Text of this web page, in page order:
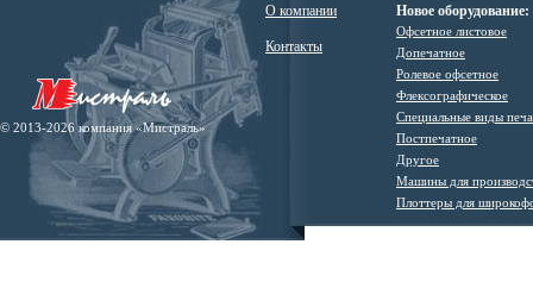
© 2013-2026 компания «Мистраль»
О компании
Контакты
Новое оборудование:
Офсетное листовое
Допечатное
Ролевое офсетное
Флексографическое
Специальные виды
Постпечатное
Другое
Машины для
Плоттеры для